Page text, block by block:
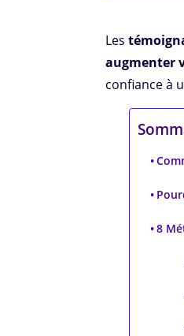
Les
augmenter
confiance à
8